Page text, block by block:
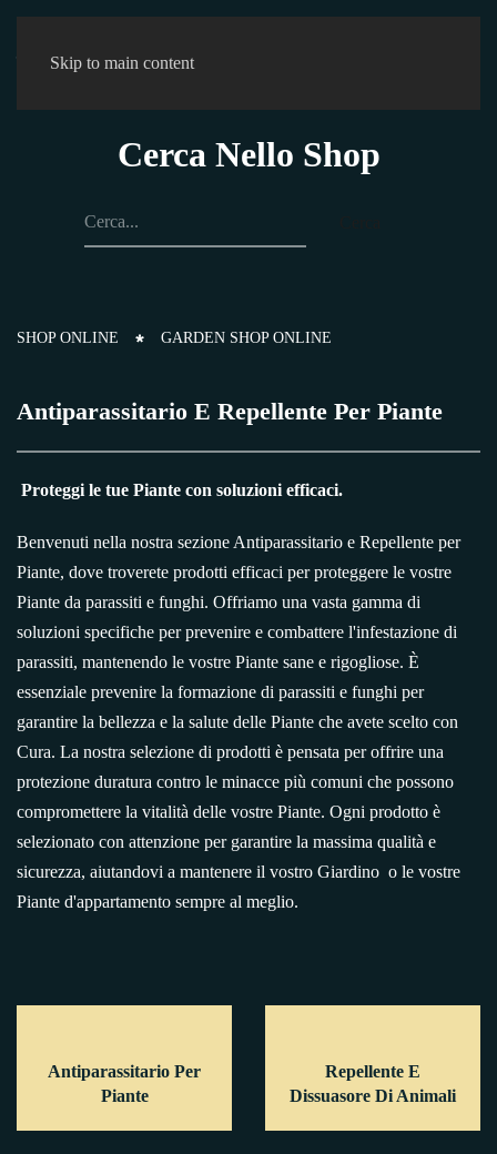
Skip to main content
Cerca Nello Shop
SHOP ONLINE GARDEN SHOP ONLINE
Antiparassitario E Repellente Per Piante
Proteggi le tue Piante con soluzioni efficaci.
Benvenuti nella nostra sezione Antiparassitario e Repellente per
Piante, dove troverete prodotti efficaci per proteggere le vostre
Piante da parassiti e funghi. Offriamo una vasta gamma di
soluzioni specifiche per prevenire e combattere l'infestazione di
parassiti, mantenendo le vostre Piante sane e rigogliose. È
essenziale prevenire la formazione di parassiti e funghi per
garantire la bellezza e la salute delle Piante che avete scelto con
Cura. La nostra selezione di prodotti è pensata per offrire una
protezione duratura contro le minacce più comuni che possono
compromettere la vitalità delle vostre Piante. Ogni prodotto è
selezionato con attenzione per garantire la massima qualità e
sicurezza, aiutandovi a mantenere il vostro Giardino o le vostre
Piante d'appartamento sempre al meglio.
Antiparassitario Per
Piante
Repellente E
Dissuasore Di Animali